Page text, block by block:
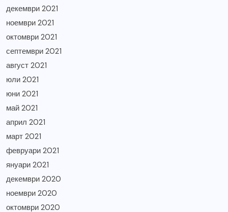
декември 2021
ноември 2021
октомври 2021
септември 2021
август 2021
юли 2021
юни 2021
май 2021
април 2021
март 2021
февруари 2021
януари 2021
декември 2020
ноември 2020
октомври 2020